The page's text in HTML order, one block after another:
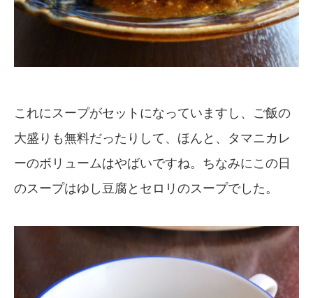
これにスープがセットになっていますし、ご飯の
大盛りも無料だったりして、ほんと、タマニカレ
ーのボリュームはやばいですね。ちなみにこの日
のスープはゆし豆腐とセロリのスープでした。